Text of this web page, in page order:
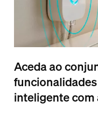
Aceda ao
inteligente com